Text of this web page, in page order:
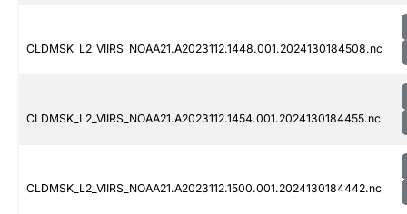
CLDMSK_L2_VIIRS_NOAA21.A2023112.1448.001.2024130184508.nc
CLDMSK_L2_VIIRS_NOAA21.A2023112.1454.001.2024130184455.nc
CLDMSK_L2_VIIRS_NOAA21.A2023112.1500.001.2024130184442.nc